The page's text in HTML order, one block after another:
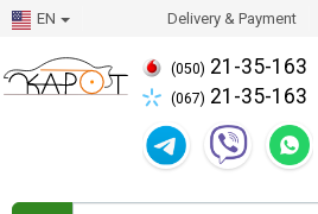
EN Delivery & Payment
(050) 21-35-163
(067) 21-35-163